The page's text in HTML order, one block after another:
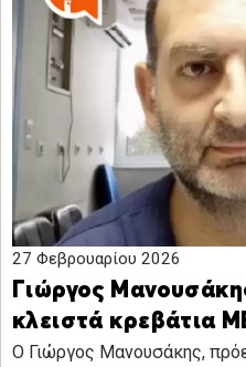
27 Φεβρουαρίου 2026
Γιώργος
κλειστά κρεβάτια
Ο Γιώργος Μανουσάκης,